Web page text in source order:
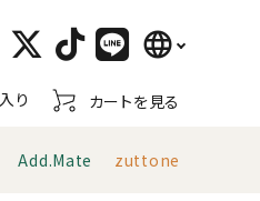
language
日本語
English
り カートを見る
Add.Mate zuttone